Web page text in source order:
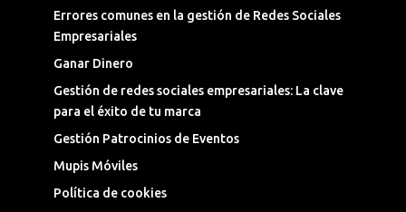
Errores comunes en la gestión de Redes Sociales
Empresariales
Ganar Dinero
Gestión de redes sociales empresariales: La clave
para el éxito de tu marca
Gestión Patrocinios de Eventos
Mupis Móviles
Política de cookies